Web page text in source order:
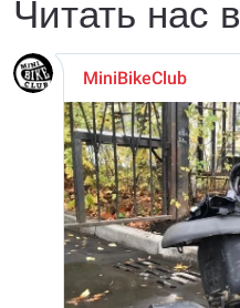
Читать нас в